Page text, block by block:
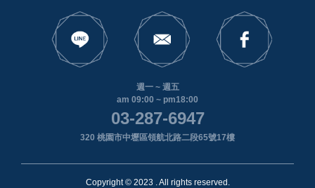
週一 ~ 週五
am 09:00 ~ pm18:00
03-287-6947
320 桃園市中壢區領航北路二段65號17樓
Copyright © 2023 . All rights reserved.